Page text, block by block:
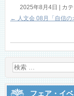
2025年8月4日 カ
← 人文会 08月「自信の
フェア・イ